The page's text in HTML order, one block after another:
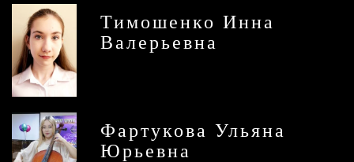
Тимошенко Инна
Валерьевна
Фартукова Ульяна
Юрьевна